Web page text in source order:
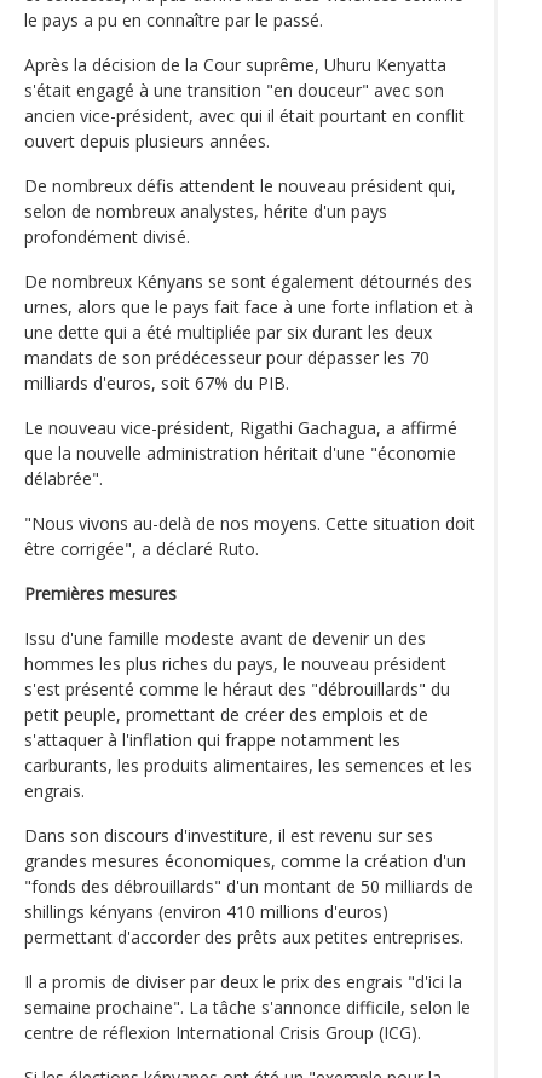
le pays a pu en connaître par le passé.
Après la décision de la Cour suprême, Uhuru Kenyatta
s'était engagé à une transition "en douceur" avec son
ancien vice-président, avec qui il était pourtant en conflit
ouvert depuis plusieurs années.
De nombreux défis attendent le nouveau président qui,
selon de nombreux analystes, hérite d'un pays
profondément divisé.
De nombreux Kényans se sont également détournés des
urnes, alors que le pays fait face à une forte inflation et à
une dette qui a été multipliée par six durant les deux
mandats de son prédécesseur pour dépasser les 70
milliards d'euros, soit 67% du PIB.
Le nouveau vice-président, Rigathi Gachagua, a affirmé
que la nouvelle administration héritait d'une "économie
délabrée".
"Nous vivons au-delà de nos moyens. Cette situation doit
être corrigée", a déclaré Ruto.
Premières mesures
Issu d'une famille modeste avant de devenir un des
hommes les plus riches du pays, le nouveau président
s'est présenté comme le héraut des "débrouillards" du
petit peuple, promettant de créer des emplois et de
s'attaquer à l'inflation qui frappe notamment les
carburants, les produits alimentaires, les semences et les
engrais.
Dans son discours d'investiture, il est revenu sur ses
grandes mesures économiques, comme la création d'un
"fonds des débrouillards" d'un montant de 50 milliards de
shillings kényans (environ 410 millions d'euros)
permettant d'accorder des prêts aux petites entreprises.
Il a promis de diviser par deux le prix des engrais "d'ici la
semaine prochaine". La tâche s'annonce difficile, selon le
centre de réflexion International Crisis Group (ICG).